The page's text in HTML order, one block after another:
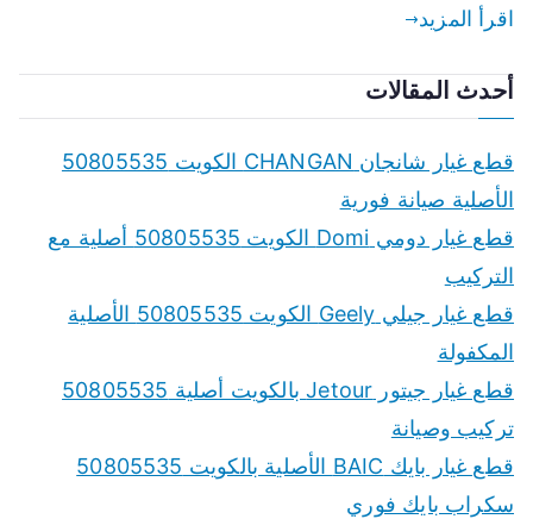
اقرأ المزيد
أحدث المقالات
قطع غيار شانجان CHANGAN الكويت 50805535
الأصلية صيانة فورية
قطع غيار دومي Domi الكويت 50805535 أصلية مع
التركيب
قطع غيار جيلي Geely الكويت 50805535 الأصلية
المكفولة
قطع غيار جيتور Jetour بالكويت أصلية 50805535
تركيب وصيانة
قطع غيار بايك BAIC الأصلية بالكويت 50805535
سكراب بايك فوري